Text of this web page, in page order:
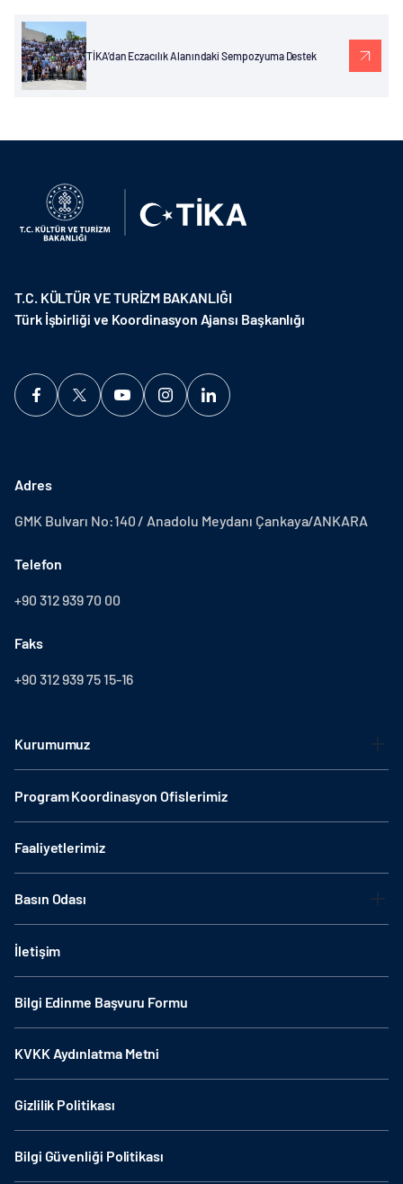
TİKA’dan Eczacılık Alanındaki Sempozyuma Destek
T.C. KÜLTÜR VE TURİZM BAKANLIĞI
Türk İşbirliği ve Koordinasyon Ajansı Başkanlığı
Adres
GMK Bulvarı No:140 / Anadolu Meydanı Çankaya/ANKARA
Telefon
+90 312 939 70 00
Faks
+90 312 939 75 15-16
Kurumumuz
Program Koordinasyon Ofislerimiz
Faaliyetlerimiz
Basın Odası
İletişim
Bilgi Edinme Başvuru Formu
KVKK Aydınlatma Metni
Gizlilik Politikası
Bilgi Güvenliği Politikası